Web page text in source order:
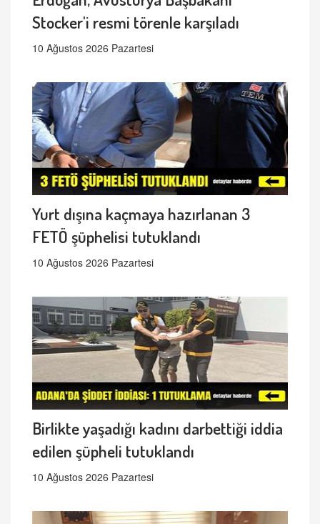
Stocker'i resmi törenle karşıladı
10 Ağustos 2026 Pazartesi
Yurt dışına kaçmaya hazırlanan 3
FETÖ şüphelisi tutuklandı
10 Ağustos 2026 Pazartesi
Birlikte yaşadığı kadını darbettiği iddia
edilen şüpheli tutuklandı
10 Ağustos 2026 Pazartesi